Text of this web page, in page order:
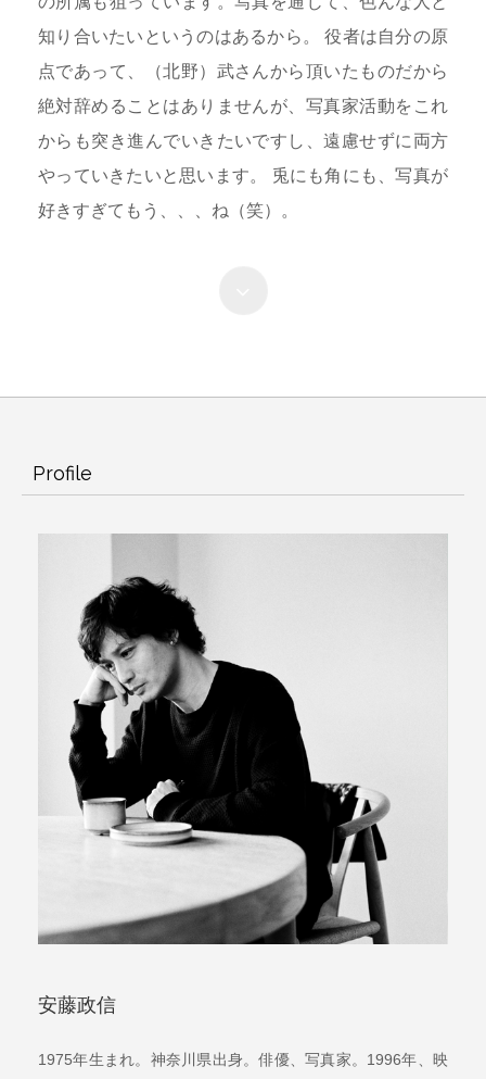
知り合いたいというのはあるから。 役者は自分の原
点であって、（北野）武さんから頂いたものだから
絶対辞めることはありませんが、写真家活動をこれ
からも突き進んでいきたいですし、遠慮せずに両方
やっていきたいと思います。 兎にも角にも、写真が
好きすぎてもう、、、ね（笑）。
Profile
安藤政信
1975年生まれ。神奈川県出身。俳優、写真家。1996年、映